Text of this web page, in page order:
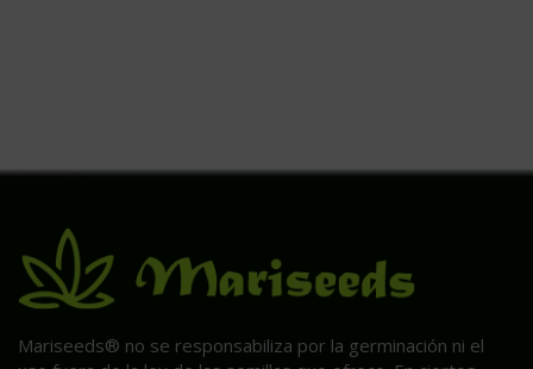
Mariseeds® no se responsabiliza por la germinación ni el